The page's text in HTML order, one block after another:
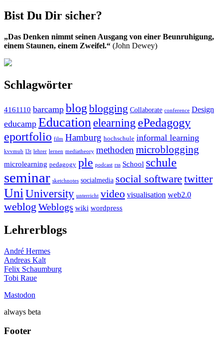
Bist Du Dir sicher?
„Das Denken nimmt seinen Ausgang von einer Beunruhigung,
einem Staunen, einem Zweifel.“ (John Dewey)
Schlagwörter
4161110 barcamp blog blogging Collaborate conference Design
educamp Education elearning ePedagogy
eportfolio film Hamburg hochschule informal learning
kvvmub l3t lehrer lernen mediatheory methoden microblogging
microlearning pedagogy ple podcast rss School schule
seminar sketchnotes socialmedia social software twitter
Uni University unterricht video visualisation web2.0
weblog Weblogs wiki wordpress
Lehrerblogs
André Hermes
Andreas Kalt
Felix Schaumburg
Tobi Raue
Mastodon
always beta
Footer